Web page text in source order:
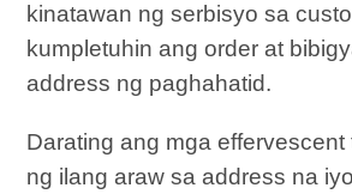
kinatawan ng serbisyo sa
kumpletuhin ang order at
address ng paghahatid.
Darating ang mga effervescent
ng ilang araw sa address na